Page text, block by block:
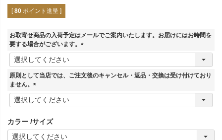
[ 80 ポイント進呈 ]
お取寄せ商品の入荷予定はメールでご案内いたします。お届けにはお時間を
要する場合がございます。
(
須
原則として当店では、ご注文後のキャンセル・返品・交換は受け付けており
ません。
(
必
)
カラー サイズ